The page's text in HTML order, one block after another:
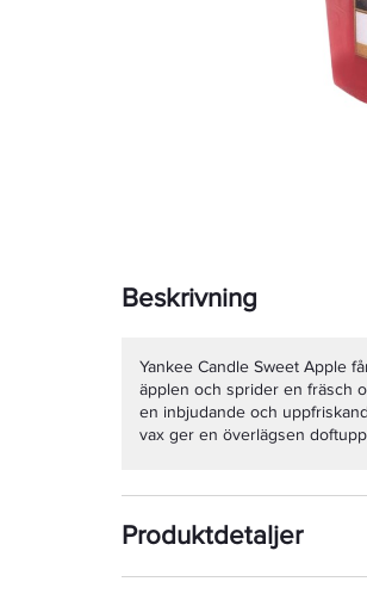
Beskrivning
Yankee Candle Sweet Apple
äpplen och sprider en fräsch
en inbjudande och
vax ger en överlägsen
Produktdetaljer